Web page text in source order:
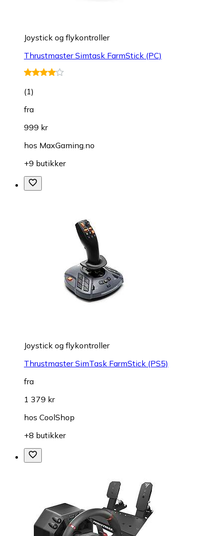
Joystick og flykontroller
Thrustmaster Simtask FarmStick (PC)
(1)
fra
999 kr
hos MaxGaming.no
+9 butikker
Joystick og flykontroller
Thrustmaster SimTask FarmStick (PS5)
fra
1 379 kr
hos CoolShop
+8 butikker